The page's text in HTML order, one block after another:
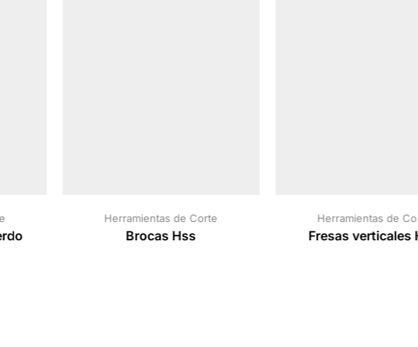
Herramientas de Corte
Brocas Hss
Herramientas de
Fresas verticales